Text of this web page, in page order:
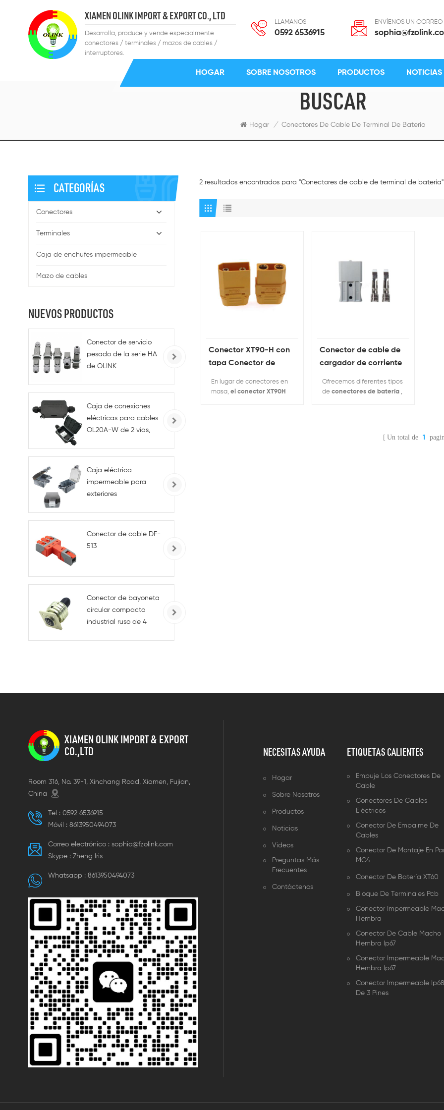
XIAMEN OLINK IMPORT & EXPORT CO., LTD
Desarrolla, produce y vende especialmente
conectores / terminales / mazos de cables /
interruptores.
LLAMANOS
0592 6536915
ENVÍENOS UN
HOGAR SOBRE NOSOTROS PRODUCTOS NOTICIAS
BUSCAR
Hogar / Conectores De Cable De Terminal De Batería
2 resultados encontrados para "Conectores de cable de terminal de batería"
Conector XT90-H con
tapa Conector de
batería de 2 pines xt90
En lugar de conectores en
masa,el conector XT90H
Conector de cable de
cargador de corriente
batería
Ofrecemos diferentes tipos
de conectores de batería,
Un total de 1
CATEGORÍAS
Conectores
Terminales
Caja de enchufes impermeable
Mazo de cables
NUEVOS PRODUCTOS
Conector de servicio
pesado de la serie HA
de OLINK
Caja de conexiones
eléctricas para cables
OL20A-W de 2 vías,
en exteriores.
Caja eléctrica
impermeable para
exteriores
enchufes e
interruptores
Conector de cable DF-
513
Conector de bayoneta
circular compacto
industrial ruso de 4
XIAMEN OLINK IMPORT & EXPORT
CO.,LTD
Room 316, No. 39-1, Xinchang Road, Xiamen, Fujian,
China
Tel : 0592 6536915
Móvil : 8613950494073
Correo electrónico : sophia@fzolink.com
Skype : Zheng lris
Whatsapp : 8613950494073
NECESITAS AYUDA
Hogar
Sobre Nosotros
Productos
Noticias
Videos
Preguntas Más
Frecuentes
Contáctenos
ETIQUETAS CALIENTES
Empuje Los Conectores De
Cable
Conectores De Cables
Eléctricos
Conector De Empalme De
Cables
Conector De Montaje En
MC4
Conector De Batería XT60
Bloque De Terminales Pcb
Conector Impermeable
Hembra
Conector De Cable Macho
Hembra Ip67
Conector Impermeable
Hembra Ip67
Conector Impermeable
De 3 Pines